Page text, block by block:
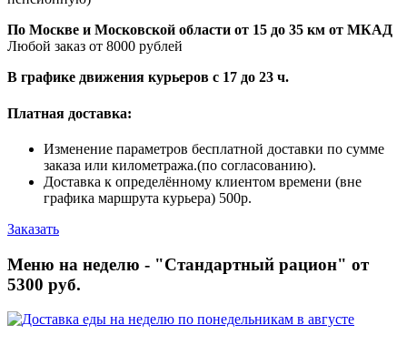
По Москве и Московской области от 15 до 35 км от МКАД
Любой заказ от 8000 рублей
В графике движения курьеров с 17 до 23 ч.
Платная доставка:
Изменение параметров бесплатной доставки по сумме
заказа или километража.(по согласованию).
Доставка к определённому клиентом времени (вне
графика маршрута курьера) 500р.
Заказать
Меню на неделю - "Стандартный рацион" от
5300 руб.